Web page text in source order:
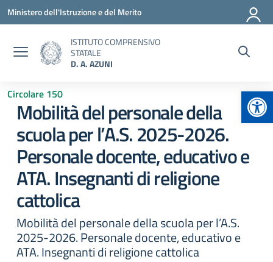
Vai ai contenuti
Vai al menu di navigazione
Vai al footer
Ministero dell'Istruzione e del Merito
ISTITUTO COMPRENSIVO
STATALE
D. A. AZUNI
Circolare 150
Mobilità del personale della
scuola per l’A.S. 2025-2026.
Personale docente, educativo e
ATA. Insegnanti di religione
cattolica
Mobilità del personale della scuola per l’A.S.
2025-2026. Personale docente, educativo e
ATA. Insegnanti di religione cattolica